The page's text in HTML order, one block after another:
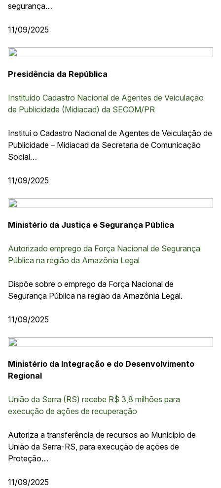
segurança…
11/09/2025
Presidência da República
Instituído Cadastro Nacional de Agentes de Veiculação
de Publicidade (Midiacad) da SECOM/PR
Institui o Cadastro Nacional de Agentes de Veiculação de
Publicidade – Midiacad da Secretaria de Comunicação
Social…
11/09/2025
Ministério da Justiça e Segurança Pública
Autorizado emprego da Força Nacional de Segurança
Pública na região da Amazônia Legal
Dispõe sobre o emprego da Força Nacional de
Segurança Pública na região da Amazônia Legal.
11/09/2025
Ministério da Integração e do Desenvolvimento
Regional
União da Serra (RS) recebe R$ 3,8 milhões para
execução de ações de recuperação
Autoriza a transferência de recursos ao Município de
União da Serra-RS, para execução de ações de
Proteção…
11/09/2025